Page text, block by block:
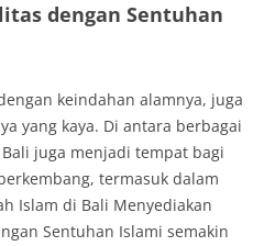
dengan Sentuhan
keindahan alamnya, juga
yang kaya. Di antara berbagai
juga menjadi tempat bagi
termasuk dalam
Islam di Bali Menyediakan
Sentuhan Islami semakin